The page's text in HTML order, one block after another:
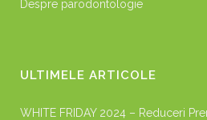
Despre parodontologie
ULTIMELE ARTICOLE
WHITE FRIDAY 2024 – Reduceri